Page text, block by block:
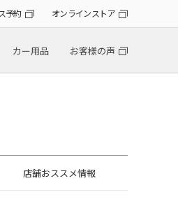
予約 オンラインストア
カー用品 お客様の声
店舗おススメ情報